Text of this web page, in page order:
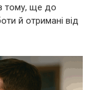
тому, ще до
й отримані від